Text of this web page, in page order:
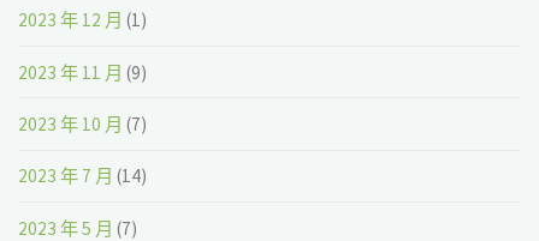
2023 年 12 月 (1)
2023 年 11 月 (9)
2023 年 10 月 (7)
2023 年 7 月 (14)
2023 年 5 月 (7)